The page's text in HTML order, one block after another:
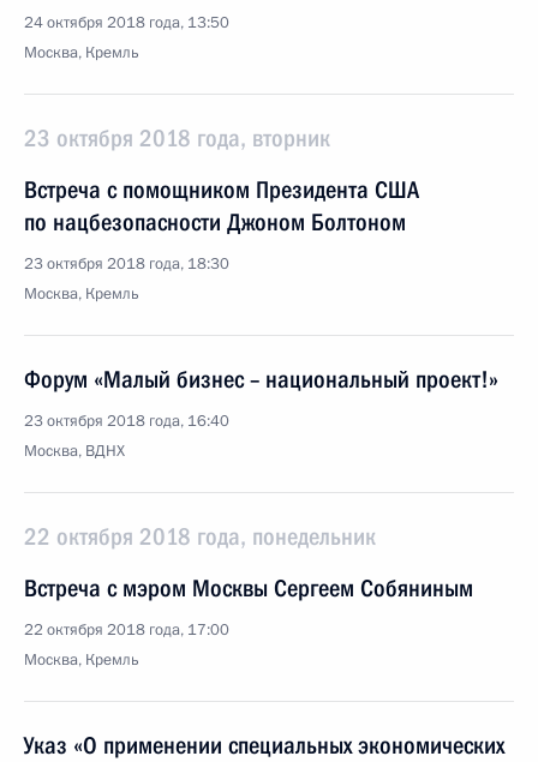
24 октября 2018 года, 13:50
Москва, Кремль
23 октября 2018 года, вторник
Встреча с помощником Президента США
по нацбезопасности Джоном Болтоном
23 октября 2018 года, 18:30
Москва, Кремль
Форум «Малый бизнес – национальный проект!»
23 октября 2018 года, 16:40
Москва, ВДНХ
22 октября 2018 года, понедельник
Встреча с мэром Москвы Сергеем Собяниным
22 октября 2018 года, 17:00
Москва, Кремль
Указ «О применении специальных экономических